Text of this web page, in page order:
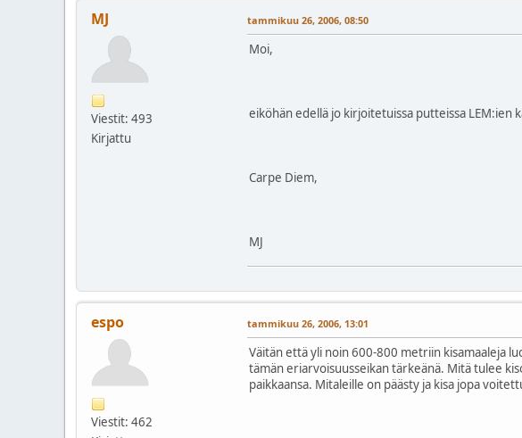
MJ
Viestit: 493
Kirjattu
tammikuu 26, 2006, 08:50
Moi,
eiköhän edellä jo kirjoitetuissa putteissa LEM:ien
Carpe Diem,
MJ
espo
Viestit: 462
tammikuu 26, 2006, 13:01
Väitän että yli noin 600-800 metriin kisamaaleja
tämän eriarvoisuusseikan tärkeänä. Mitä tulee
paikkaansa. Mitaleille on päästy ja kisa jopa